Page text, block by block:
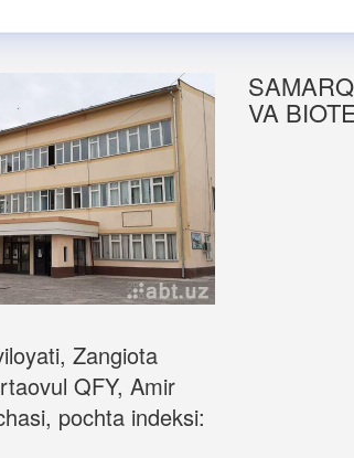
Zangiota
QFY, Amir
pochta indeksi:
VA